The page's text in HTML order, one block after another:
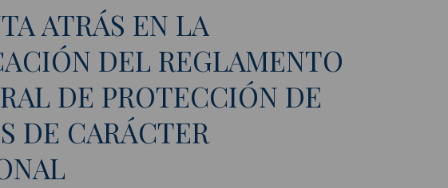
ATRÁS EN LA
DEL REGLAMENTO
DE PROTECCIÓN DE
DE CARÁCTER